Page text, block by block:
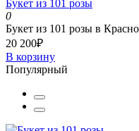
Букет из 101 розы
0
Букет из 101 розы в
20 200₽
В корзину
Популярный